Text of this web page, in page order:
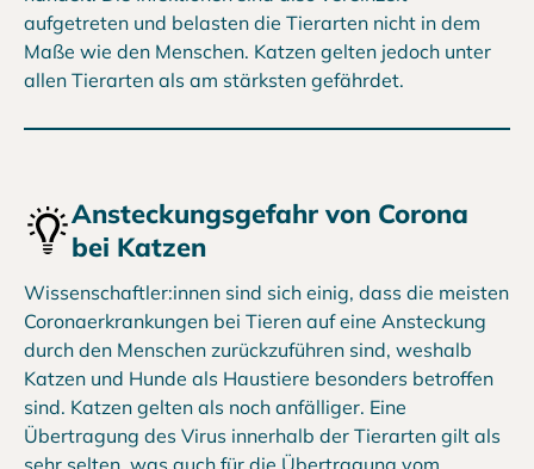
aufgetreten und belasten die Tierarten nicht in dem
Maße wie den Menschen. Katzen gelten jedoch unter
allen Tierarten als am stärksten gefährdet.
Ansteckungsgefahr von Corona
bei Katzen
Wissenschaftler:innen sind sich einig, dass die meisten
Coronaerkrankungen bei Tieren auf eine Ansteckung
durch den Menschen zurückzuführen sind, weshalb
Katzen und Hunde als Haustiere besonders betroffen
sind. Katzen gelten als noch anfälliger. Eine
Übertragung des Virus innerhalb der Tierarten gilt als